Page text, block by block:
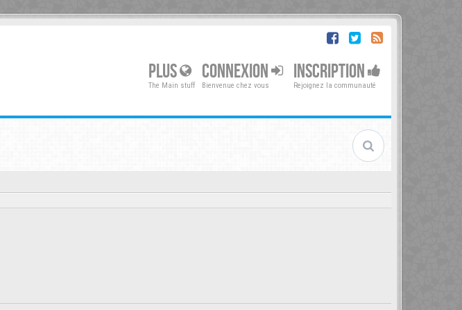
PLUS
The Main stuff
CONNEXION
Bienvenue chez vous
INSCRIPTION
Rejoignez la communauté